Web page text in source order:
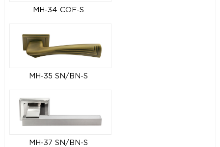
MH-34 COF-S
MH-35 SN/BN-S
MH-37 SN/BN-S